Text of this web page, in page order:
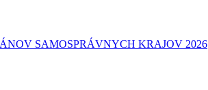
SAMOSPRÁVNYCH KRAJOV 2026